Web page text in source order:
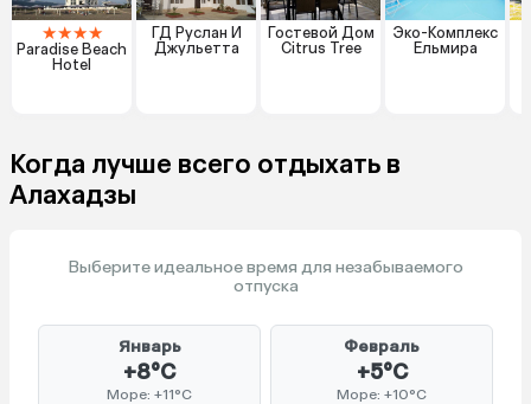
★★★★
Paradise Beach
Hotel
ГД Руслан И
Джульетта
Гостевой Дом
Citrus Tree
Эко-Комплекс
Ельмира
Когда лучше всего отдыхать в
Алахадзы
Выберите идеальное время для незабываемого
отпуска
Январь
+8°C
Море: +11°C
Февраль
+5°C
Море: +10°C